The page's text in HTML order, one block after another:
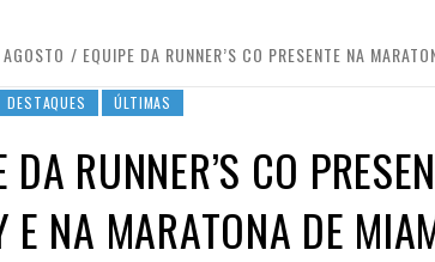
AGOSTO EQUIPE DA RUNNER’S CO PRESENTE NA
DESTAQUES ÚLTIMAS
DA RUNNER’S CO
E NA MARATONA DE